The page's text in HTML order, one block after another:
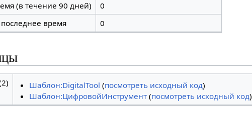
(в течение 90 дней)
0
время
0
Шаблон:DigitalTool (посмотреть исходный код)
Шаблон:ЦифровойИнструмент (посмотреть исходный код)